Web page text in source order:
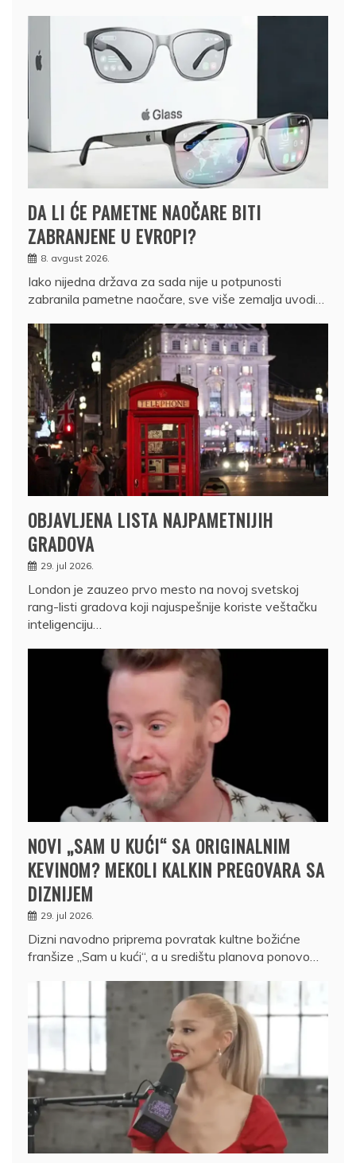
DA LI ĆE PAMETNE NAOČARE BITI
ZABRANJENE U EVROPI?
8. avgust 2026.
Iako nijedna država za sada nije u potpunosti
zabranila pametne naočare, sve više zemalja uvodi…
OBJAVLJENA LISTA NAJPAMETNIJIH
GRADOVA
29. jul 2026.
London je zauzeo prvo mesto na novoj svetskoj
rang-listi gradova koji najuspešnije koriste veštačku
inteligenciju…
NOVI „SAM U KUĆI“ SA ORIGINALNIM
KEVINOM? MEKOLI KALKIN PREGOVARA SA
DIZNIJEM
29. jul 2026.
Dizni navodno priprema povratak kultne božićne
franšize „Sam u kući“, a u središtu planova ponovo…